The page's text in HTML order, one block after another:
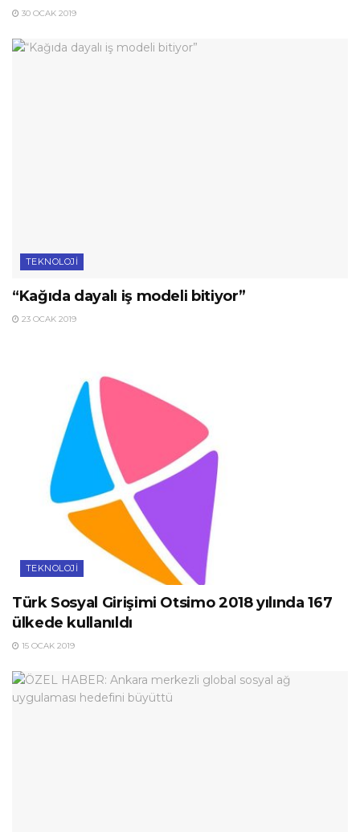
30 OCAK 2019
TEKNOLOJI
“Kağıda dayalı iş modeli bitiyor”
23 OCAK 2019
TEKNOLOJI
Türk Sosyal Girişimi Otsimo 2018 yılında 167
ülkede kullanıldı
15 OCAK 2019